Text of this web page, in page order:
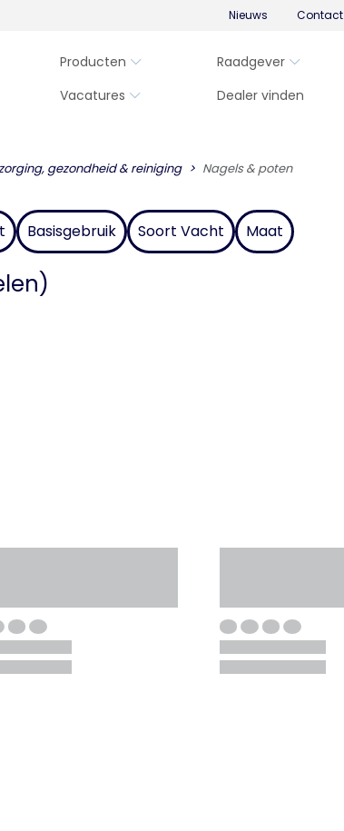
Nieuws Contact
Producten Raadgever
Vacatures
Dealer vinden
gezondheid & reiniging Nagels & poten
Basisgebruik Soort Vacht Maat